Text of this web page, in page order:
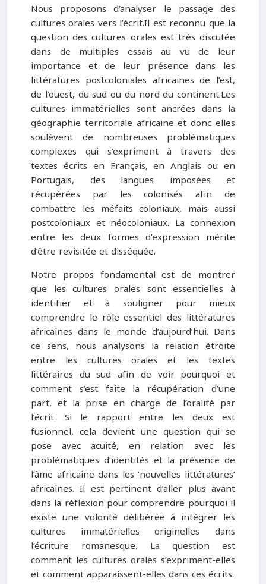
Nous proposons d’analyser le passage des
cultures orales vers l’écrit.Il est reconnu que la
question des cultures orales est très discutée
dans de multiples essais au vu de leur
importance et de leur présence dans les
littératures postcoloniales africaines de l’est,
de l’ouest, du sud ou du nord du continent.Les
cultures immatérielles sont ancrées dans la
géographie territoriale africaine et donc elles
soulèvent de nombreuses problématiques
complexes qui s’expriment à travers des
textes écrits en Français, en Anglais ou en
Portugais, des langues imposées et
récupérées par les colonisés afin de
combattre les méfaits coloniaux, mais aussi
postcoloniaux et néocoloniaux. La connexion
entre les deux formes d’expression mérite
d’être revisitée et disséquée.
Notre propos fondamental est de montrer
que les cultures orales sont essentielles à
identifier et à souligner pour mieux
comprendre le rôle essentiel des littératures
africaines dans le monde d’aujourd’hui. Dans
ce sens, nous analysons la relation étroite
entre les cultures orales et les textes
littéraires du sud afin de voir pourquoi et
comment s’est faite la récupération d’une
part, et la prise en charge de l’oralité par
l’écrit. Si le rapport entre les deux est
fusionnel, cela devient une question qui se
pose avec acuité, en relation avec les
problématiques d’identités et la présence de
l’âme africaine dans les ‘nouvelles littératures’
africaines. Il est pertinent d’aller plus avant
dans la réflexion pour comprendre pourquoi il
existe une volonté délibérée à intégrer les
cultures immatérielles originelles dans
l’écriture romanesque. La question est
comment les cultures orales s’expriment-elles
et comment apparaissent-elles dans ces écrits.